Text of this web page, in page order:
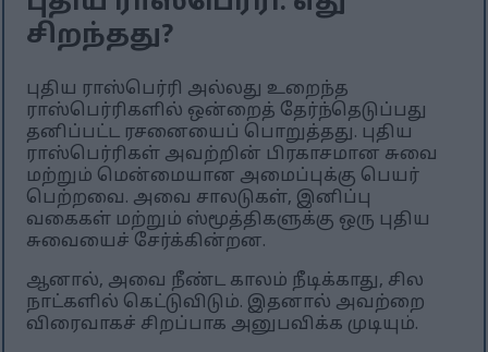
சிறந்தது?
புதிய ராஸ்பெர்ரி அல்லது உறைந்த
ராஸ்பெர்ரிகளில் ஒன்றைத் தேர்ந்தெடுப்பது
தனிப்பட்ட ரசனையைப் பொறுத்தது. புதிய
ராஸ்பெர்ரிகள் அவற்றின் பிரகாசமான சுவை
மற்றும் மென்மையான அமைப்புக்கு பெயர்
பெற்றவை. அவை சாலடுகள், இனிப்பு
வகைகள் மற்றும் ஸ்மூத்திகளுக்கு ஒரு புதிய
சுவையைச் சேர்க்கின்றன.
ஆனால், அவை நீண்ட காலம் நீடிக்காது, சில
நாட்களில் கெட்டுவிடும். இதனால் அவற்றை
விரைவாகச் சிறப்பாக அனுபவிக்க முடியும்.